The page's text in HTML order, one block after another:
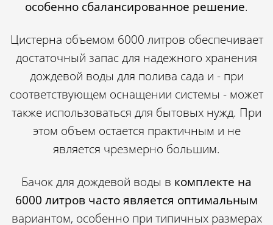
особенно сбалансированное решение.
Цистерна объемом 6000 литров обеспечивает
достаточный запас для надежного хранения
дождевой воды для полива сада и - при
соответствующем оснащении системы - может
также использоваться для бытовых нужд. При
этом объем остается практичным и не
является чрезмерно большим.
Бачок для дождевой воды в комплекте на
6000 литров часто является оптимальным
вариантом, особенно при типичных размерах